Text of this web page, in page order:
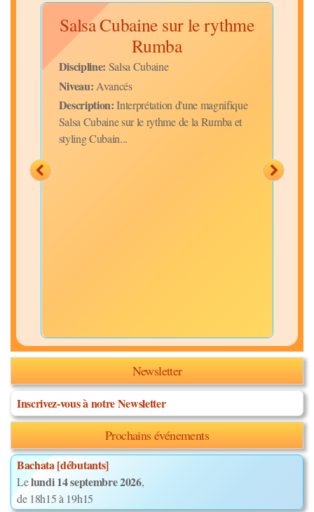
Salsa Cubaine sur le rythme
Rumba
Discipline: Salsa Cubaine
Niveau: Avancés
Description:Interprétation d'une magnifique
Salsa Cubaine sur le rythme de la Rumba et
styling Cubain...
Newsletter
Inscrivez-vous à notre Newsletter
Prochains événements
Bachata [débutants]
Lelundi 14 septembre 2026,
de 18h15 à 19h15